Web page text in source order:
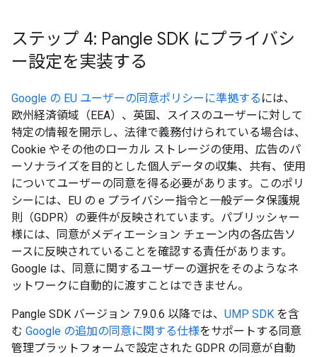
ステップ 4: Pangle SDK にプライバシ
ー設定を実装する
Google の EU ユーザーの同意ポリシーに準拠する には、
欧州経済領域（EEA）、英国、スイスのユーザーに対して
特定の情報を開示し、法律で義務付けられている場合は、
Cookie やその他のローカル ストレージの使用、広告のパ
ーソナライズを目的とした個人データの収集、共有、使用
についてユーザーの同意を得る必要があります。このポリ
シーには、EU の e プライバシー指令と一般データ保護規
則（GDPR）の要件が反映されています。パブリッシャー
様には、同意がメディエーション チェーン内の各広告ソ
ースに反映されていることを確認する責任があります。
Google は、同意に関するユーザーの選択をそのようなネ
ットワークに自動的に渡すことはできません。
Pangle SDK バージョン 7.9.0.6 以降では、 UMP SDK を含
む Google の追加の同意に関する仕様をサポートする同意
管理プラットフォームで設定された GDPR の同意が自動